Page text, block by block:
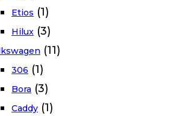
Etios (1)
Hilux (3)
(11)
306 (1)
Bora (3)
Caddy (1)